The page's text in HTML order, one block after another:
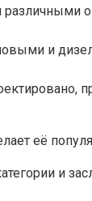
и
её
и